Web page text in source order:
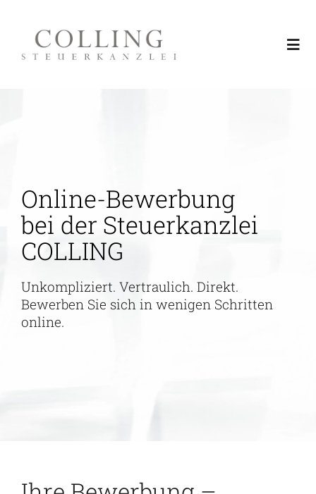
content
Region Rhein-Neckar
Aktuelles & Fachinformationen
Service
Online-Bewerbung
bei der Steuerkanzlei
COLLING
Unkompliziert. Vertraulich. Direkt.
Bewerben Sie sich in wenigen Schritten
online.